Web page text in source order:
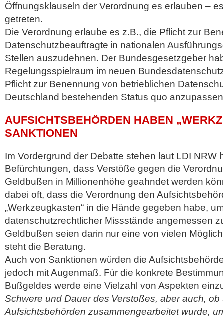
Öffnungsklauseln der Verordnung es erlauben –
getreten.
Die Verordnung erlaube es z.B., die Pflicht zur
Datenschutzbeauftragte in nationalen
Stellen auszudehnen. Der Bundesgesetzgeber
Regelungsspielraum im neuen
Pflicht zur Benennung von betrieblichen
Deutschland bestehenden Status quo
AUFSICHTSBEHÖRDEN HABEN
SANKTIONEN
Im Vordergrund der Debatte stehen laut LDI NRW
Befürchtungen, dass Verstöße gegen die
Geldbußen in Millionenhöhe geahndet werden
dabei oft, dass die Verordnung den
„Werkzeugkasten“ in die Hände gegeben habe,
datenschutzrechtlicher Missstände angemessen
Geldbußen seien darin nur eine von vielen
steht die Beratung.
Auch von Sanktionen würden die
jedoch mit Augenmaß. Für die konkrete
Bußgeldes werde eine Vielzahl von Aspekten
Schwere und Dauer des Verstoßes, aber auch, ob
Aufsichtsbehörden zusammengearbeitet wurde,